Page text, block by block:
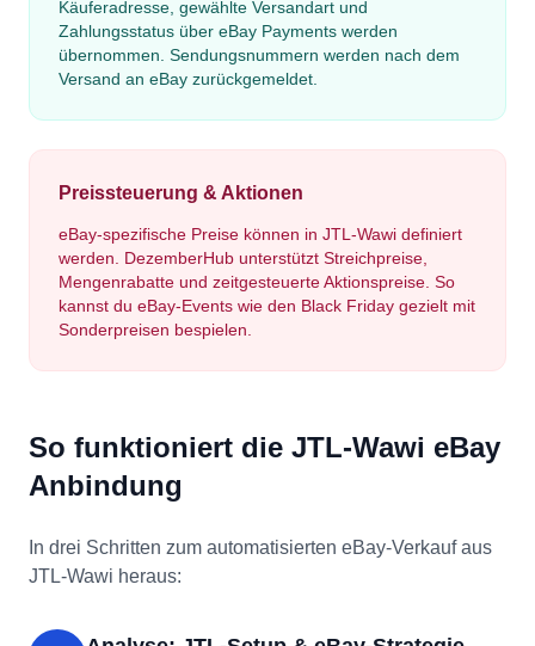
Käuferadresse, gewählte Versandart und
Zahlungsstatus über eBay Payments werden
übernommen. Sendungsnummern werden nach dem
Versand an eBay zurückgemeldet.
Preissteuerung & Aktionen
eBay-spezifische Preise können in JTL-Wawi definiert
werden. DezemberHub unterstützt Streichpreise,
Mengenrabatte und zeitgesteuerte Aktionspreise. So
kannst du eBay-Events wie den Black Friday gezielt mit
Sonderpreisen bespielen.
So funktioniert die JTL-Wawi eBay
Anbindung
In drei Schritten zum automatisierten eBay-Verkauf aus
JTL-Wawi heraus: